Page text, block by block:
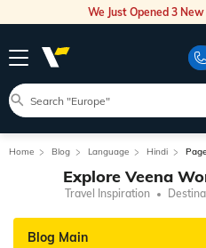
We Just Opened 3
Home Blog Language Hindi Page
Explore Veena
Travel Inspiration
Blog Main